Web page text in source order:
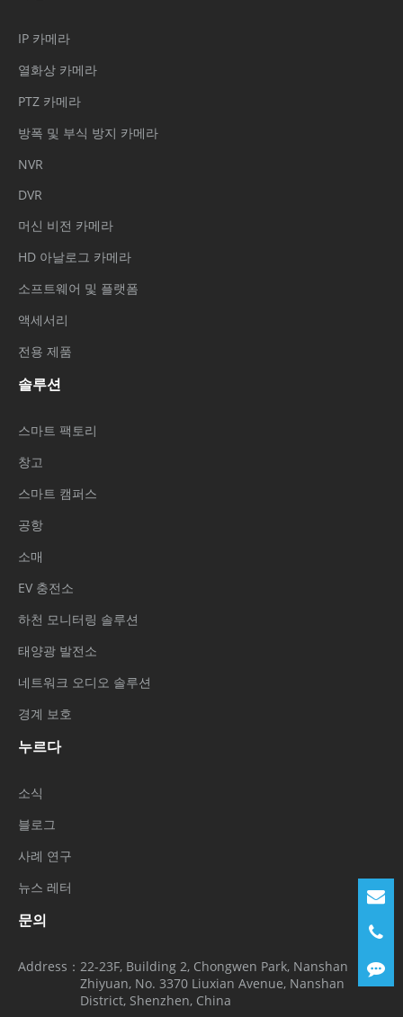
IP 카메라
열화상 카메라
PTZ 카메라
방폭 및 부식 방지 카메라
NVR
DVR
머신 비전 카메라
HD 아날로그 카메라
소프트웨어 및 플랫폼
액세서리
전용 제품
솔루션
스마트 팩토리
창고
스마트 캠퍼스
공항
소매
EV 충전소
하천 모니터링 솔루션
태양광 발전소
네트워크 오디오 솔루션
경계 보호
누르다
소식
블로그
사례 연구
뉴스 레터
문의
Address： 22-23F, Building 2, Chongwen Park, Nanshan
Zhiyuan, No. 3370 Liuxian Avenue, Nanshan
District, Shenzhen, China